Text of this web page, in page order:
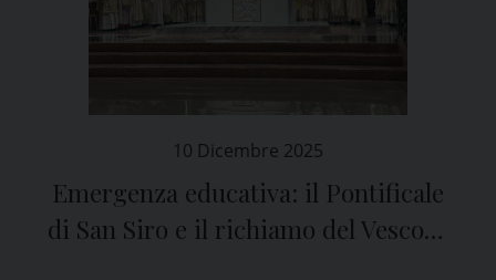
10 Dicembre 2025
Emergenza educativa: il Pontificale
di San Siro e il richiamo del Vescovo